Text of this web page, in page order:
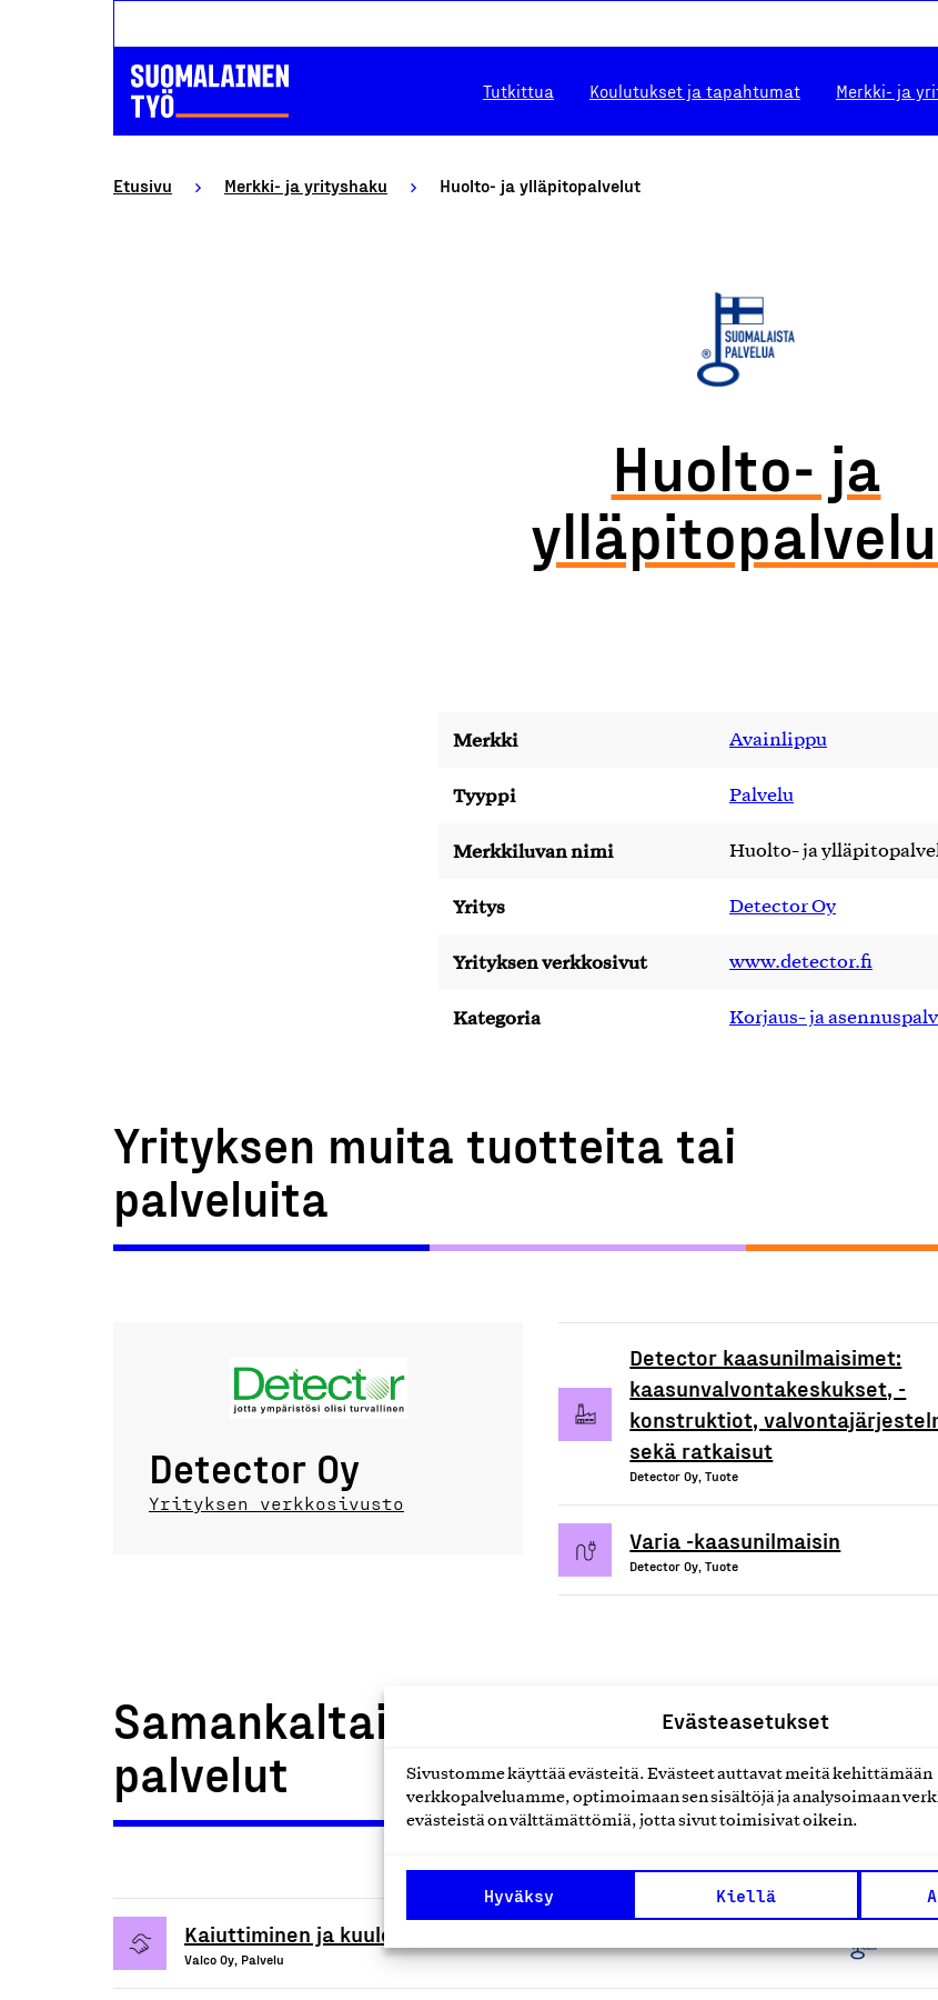
Evästeasetukset
Sivustomme käyttää evästeitä. Evästeet auttavat meitä kehittämään
verkkopalveluamme, optimoimaan sen sisältöjä ja analysoimaan
evästeistä on välttämättömiä, jotta sivut toimisivat oikein.
Hyväksy Kiellä
Tutkittua Koulutukset ja tapahtumat Merkki- ja
Etusivu Merkki- ja yrityshaku Huolto- ja ylläpitopalvelut
Huolto- ja
Merkki Avainlippu
Tyyppi Palvelu
Merkkiluvan nimi Huolto- ja
Yritys Detector Oy
Yrityksen verkkosivut www.detector.fi
Kategoria Korjaus- ja
Yrityksen muita tuotteita tai
palveluita
Detector Oy
Yrityksen verkkosivusto
Detector kaasunilmaisimet:
kaasunvalvontakeskukset, -
konstruktiot,
sekä ratkaisut
Detector Oy, Tuote
Varia -kaasunilmaisin
Detector Oy, Tuote
Samankaltaiset tuotteet tai
palvelut
Kaiuttiminen ja kuulokkeiden huoltopalvelut
Valco Oy, Palvelu